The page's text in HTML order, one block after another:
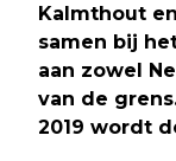
Kalmthout
samen bij
aan zowel
van de
2019 wordt